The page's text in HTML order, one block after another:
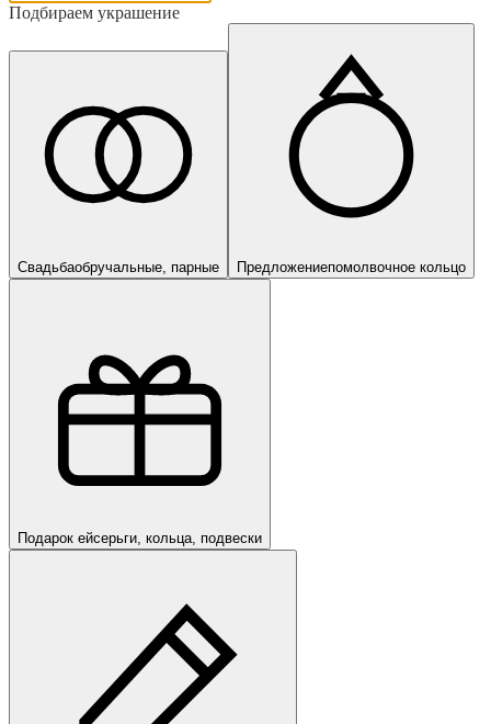
Подбираем украшение
Свадьбаобручальные, парные Предложениепомолвочное кольцо
Подарок ейсерьги, кольца, подвески